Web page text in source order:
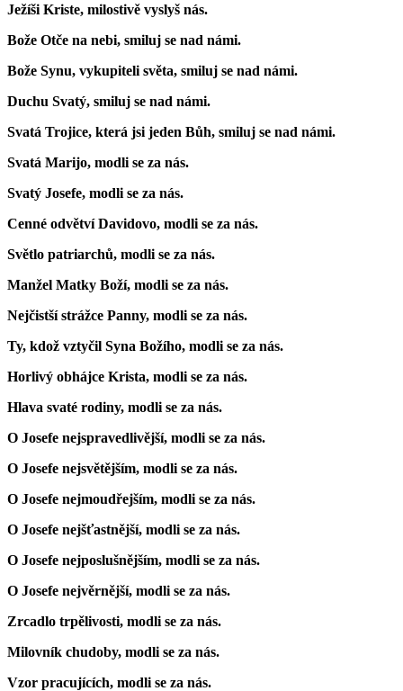
Ježíši Kriste, milostivě vyslyš nás.
Bože Otče na nebi, smiluj se nad námi.
Bože Synu, vykupiteli světa, smiluj se nad námi.
Duchu Svatý, smiluj se nad námi.
Svatá Trojice, která jsi jeden Bůh, smiluj se nad námi.
Svatá Marijo, modli se za nás.
Svatý Josefe, modli se za nás.
Cenné odvětví Davidovo, modli se za nás.
Světlo patriarchů, modli se za nás.
Manžel Matky Boží, modli se za nás.
Nejčistší strážce Panny, modli se za nás.
Ty, kdož vztyčil Syna Božího, modli se za nás.
Horlivý obhájce Krista, modli se za nás.
Hlava svaté rodiny, modli se za nás.
O Josefe nejspravedlivější, modli se za nás.
O Josefe nejsvětějším, modli se za nás.
O Josefe nejmoudřejším, modli se za nás.
O Josefe nejšťastnější, modli se za nás.
O Josefe nejposlušnějším, modli se za nás.
O Josefe nejvěrnější, modli se za nás.
Zrcadlo trpělivosti, modli se za nás.
Milovník chudoby, modli se za nás.
Vzor pracujících, modli se za nás.